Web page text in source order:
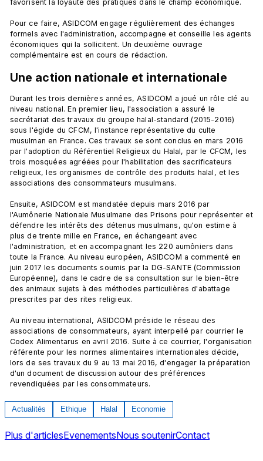
favorisent la loyauté des pratiques dans le champ économique.
Pour ce faire, ASIDCOM engage régulièrement des échanges
formels avec l'administration, accompagne et conseille les agents
économiques qui la sollicitent. Un deuxième ouvrage
Une action nationale et internationale
Durant les trois dernières années, ASIDCOM a joué un rôle clé au
niveau national. En premier lieu, l'association a assuré le
secrétariat des travaux du groupe halal-standard (2015-2016)
sous l'égide du CFCM, l'instance représentative du culte
musulman en France. Ces travaux se sont conclus en mars 2016
par l'adoption du Référentiel Religieux du Halal, par le CFCM, les
trois mosquées agréées pour l'habilitation des sacrificateurs
religieux, les organismes de contrôle des produits halal, et les
associations des consommateurs musulmans.
Ensuite, ASIDCOM est mandatée depuis mars 2016 par
l'Aumônerie Nationale Musulmane des Prisons pour représenter et
défendre les intérêts des détenus musulmans, qu'on estime à
plus de trente mille en France, en échangeant avec
l'administration, et en accompagnant les 220 aumôniers dans
toute la France. Au niveau européen, ASIDCOM a commenté en
juin 2017 les documents soumis par la DG-SANTE (Commission
Européenne), dans le cadre de sa consultation sur le bien-être
des animaux sujets à des méthodes particulières d'abattage
prescrites par des rites religieux.
Au niveau international, ASIDCOM préside le réseau des
associations de consommateurs, ayant interpellé par courrier le
Codex Alimentarus en avril 2016. Suite à ce courrier, l'organisation
référente pour les normes alimentaires internationales décide,
lors de ses travaux du 9 au 13 mai 2016, d'engager la préparation
d'un document de discussion autour des préférences
revendiquées par les consommateurs.
Actualités Ethique Halal Economie
Plus d'articlesEvenementsNous soutenirContact